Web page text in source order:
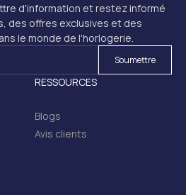
d'information et restez informé
des offres exclusives et des
le monde de l'horlogerie.
RESSOURCES
Blogs
Avis clients